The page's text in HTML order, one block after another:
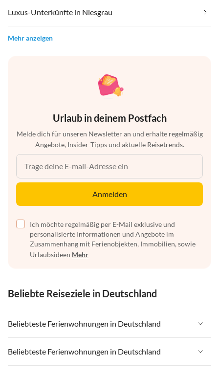
Luxus-Unterkünfte in Niesgrau
Mehr anzeigen
Urlaub in deinem Postfach
Melde dich für unseren Newsletter an und erhalte regelmäßig
Angebote, Insider-Tipps und aktuelle Reisetrends.
Anmelden
Ich möchte regelmäßig per E-Mail exklusive und
personalisierte Informationen und Angebote im
Zusammenhang mit Ferienobjekten, Immobilien, sowie
Urlaubsideen Mehr
Beliebte Reiseziele in Deutschland
Beliebteste Ferienwohnungen in Deutschland
Ferienwohnungen in Deutschland
Ferienwohnungen in Ostsee
Beliebteste Ferienwohnungen in Deutschland